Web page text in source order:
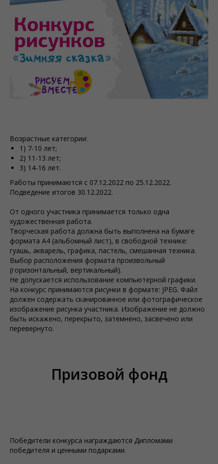
Возрастные категории:
1) 7-10 лет;
2) 11-13 лет;
3) 14-16 лет.
Работы принимаются с 07.12.2022 по 25.12.2022.
Подведение итогов 30.12.2022.
От одного участника принимается только одна
художественная работа.
Творческая работа должна быть выполнена на бумаге
формата А4 (альбомный лист), в свободной технике:
гуашь, акварель, графика, пастель, смешанная техника.
Выбор расположения формата произвольный
(горизонтальный, вертикальный).
Не допускается использование компьютерной графики.
На конкурс принимаются рисунки в формате: JPEG. Файл
должен содержать сканированное или фотографическое
изображение рисунка участника. Изображение не должно
быть искажено, перекрыто, затемнено, засвечено или
перевернуто.
Призовой фонд
Победители конкурса награждаются Дипломами
победителя и ценными подарками.